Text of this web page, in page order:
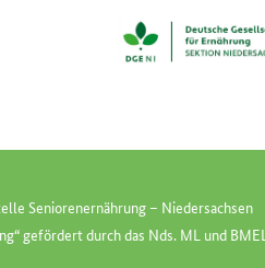
Seniorenernährung – Niedersachsen
gefördert durch das Nds. ML und BMEL